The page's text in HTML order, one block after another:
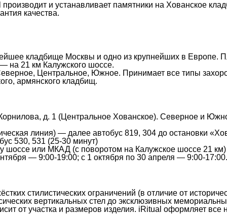
и устанавливает памятники на Хованское
качества.
кладбище Москвы и одно из крупнейших в Европе.
21 км Калужского шоссе.
Центральное, Южное. Принимает все типы
армянского кладбищ.
д. 1 (Центральное Хованское). Северное и
линия) — далее автобус 819, 304 до остановки
530, 531 (25-30 минут)
шоссе или МКАД (с поворотом на Калужское шоссе 21 км)
— 9:00-19:00; с 1 октября по 30 апреля — 9:00-17:00.
стилистических ограничений (в отличие от
вертикальных стел до эксклюзивных
от участка и размеров изделия. iRitual оформляет